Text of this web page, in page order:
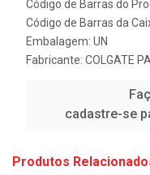
Código de Barras do
Código de Barras da
Embalagem: UN
Fabricante: COLGATE
cadastre-se
Produtos